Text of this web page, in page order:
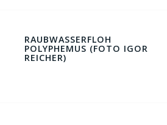
RAUBWASSERFLOH
POLYPHEMUS (FOTO IGOR
REICHER)